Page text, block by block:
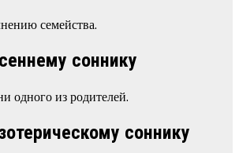
семейства.
соннику
одного из родителей.
соннику